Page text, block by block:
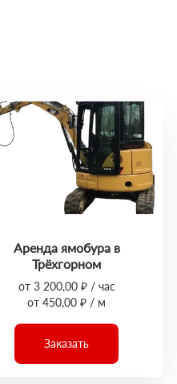
Аренда ямобура в
Трёхгорном
от 3 200,00 ₽ / час
от 450,00 ₽ / м
Заказать